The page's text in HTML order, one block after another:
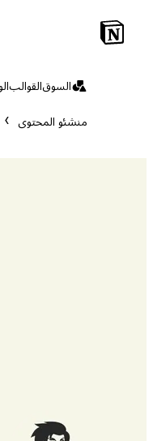
السوقالقوالب
منشئو المحتوى